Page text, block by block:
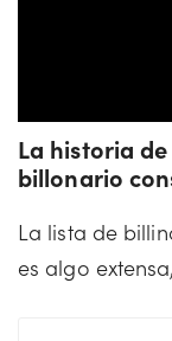
su
el
La historia
billonario
La lista de
es algo